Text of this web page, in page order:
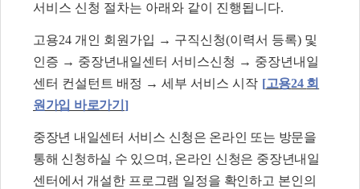
서비스 신청 절차는 아래와 같이 진행됩니다.
고용24 개인 회원가입 → 구직신청(이력서 등록) 및
인증 → 중장년내일센터 서비스신청 → 중장년내일
센터 컨설턴트 배정 → 세부 서비스 시작 [고용24 회
원가입 바로가기 ]
중장년 내일센터 서비스 신청은 온라인 또는 방문을
통해 신청하실 수 있으며 , 온라인 신청은 중장년내일
센터에서 개설한 프로그램 일정을 확인하고 본인의